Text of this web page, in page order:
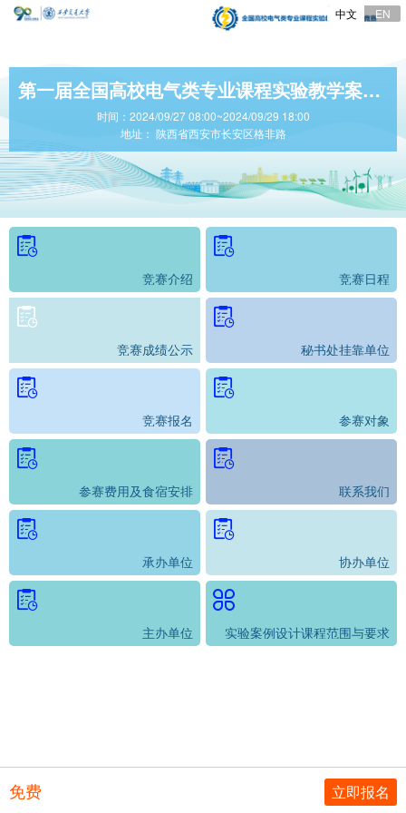
中文 EN
第一届全国高校电气类专业课程实验教学案例设计竞赛
时间：2024/09/27 08:00~2024/09/29 18:00
地址： 陕西省西安市长安区格非路
竞赛介绍 竞赛日程
竞赛成绩公示 秘书处挂靠单位
竞赛报名 参赛对象
参赛费用及食宿安排 联系我们
承办单位 协办单位
主办单位 实验案例设计课程范围与要求
免费 立即报名